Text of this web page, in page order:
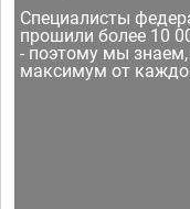
Специалисты
прошили более 10
- поэтому мы
максимум от